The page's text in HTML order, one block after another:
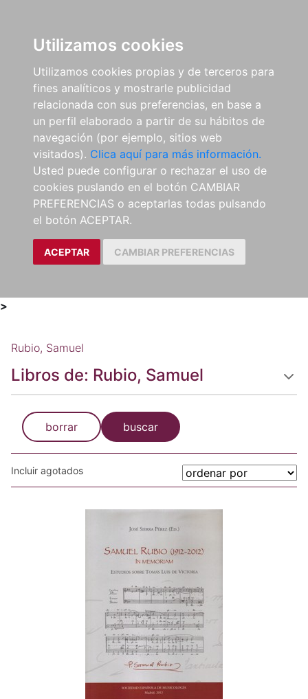
Utilizamos cookies
Utilizamos cookies propias y de terceros para
fines analíticos y mostrarle publicidad
relacionada con sus preferencias, en base a
un perfil elaborado a partir de su hábitos de
navegación (por ejemplo, sitios web
visitados). Clica aquí para más información.
Usted puede configurar o rechazar el uso de
cookies puslando en el botón CAMBIAR
PREFERENCIAS o aceptarlas todas pulsando
el botón ACEPTAR.
ACEPTAR CAMBIAR PREFERENCIAS
>
Rubio, Samuel
Libros de: Rubio, Samuel
borrar buscar
Incluir agotados